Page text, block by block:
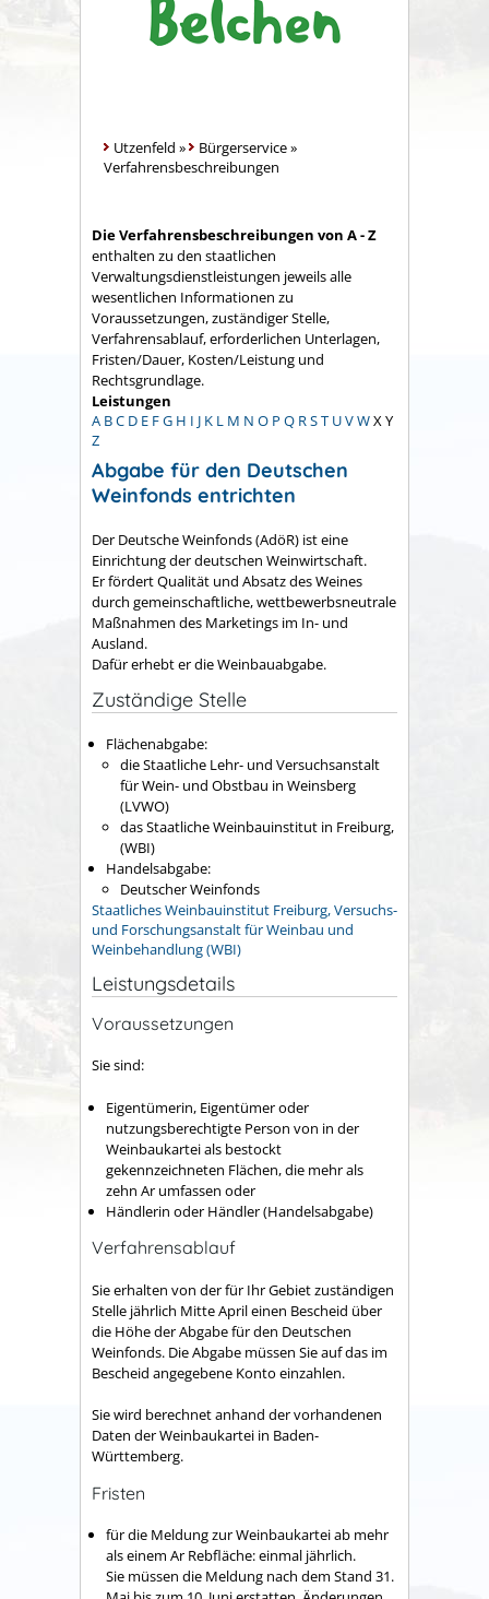
Utzenfeld » Bürgerservice»
Verfahrensbeschreibungen
Die Verfahrensbeschreibungen von A - Z
enthalten zu den staatlichen
Verwaltungsdienstleistungen jeweils alle
wesentlichen Informationen zu
Voraussetzungen, zuständiger Stelle,
Verfahrensablauf, erforderlichen Unterlagen,
Fristen/Dauer, Kosten/Leistung und
Rechtsgrundlage.
Leistungen
A BC D E FG H I J K L M N O P Q RST UVWX Y
Z
Abgabe für den Deutschen
Weinfonds entrichten
Der Deutsche Weinfonds (AdöR) ist eine
Einrichtung der deutschen Weinwirtschaft.
Er fördert Qualität und Absatz des Weines
durch gemeinschaftliche, wettbewerbsneutrale
Maßnahmen des Marketings im In- und
Ausland.
Dafür erhebt er die Weinbauabgabe.
Zuständige Stelle
Flächenabgabe:
die Staatliche Lehr- und Versuchsanstalt
für Wein- und Obstbau in Weinsberg
(LVWO)
das Staatliche Weinbauinstitut in Freiburg,
(WBI)
Handelsabgabe:
Deutscher Weinfonds
Staatliches Weinbauinstitut Freiburg, Versuchs-
und Forschungsanstalt für Weinbau und
Weinbehandlung (WBI)
Leistungsdetails
Voraussetzungen
Sie sind:
Eigentümerin, Eigentümer oder
nutzungsberechtigte Person von in der
Weinbaukartei als bestockt
gekennzeichneten Flächen, die mehr als
zehn Ar umfassen oder
Händlerin oder Händler (Handelsabgabe)
Verfahrensablauf
Sie erhalten von der für Ihr Gebiet zuständigen
Stelle jährlich Mitte April einen Bescheid über
die Höhe der Abgabe für den Deutschen
Weinfonds. Die Abgabe müssen Sie auf das im
Bescheid angegebene Konto einzahlen.
Sie wird berechnet anhand der vorhandenen
Daten der Weinbaukartei in Baden-
Württemberg.
Fristen
für die Meldung zur Weinbaukartei ab mehr
als einem Ar Rebfläche: einmal jährlich.
Sie müssen die Meldung nach dem Stand 31.